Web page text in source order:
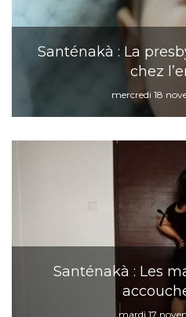
Santénakà : La
chez
mercredi 18
Santénakà : Les
mardi 17